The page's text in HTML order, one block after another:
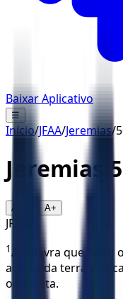
Baixar Aplicativo
☰
Início/JFAA/Jeremias/
Jeremias
A- A+
JFAA
1A palavra que falou
acerca da terra dos
o profeta.